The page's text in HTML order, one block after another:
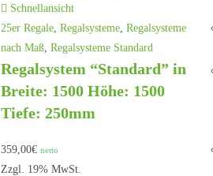
Schnellansicht
25er Regale, Regalsysteme, Regalsysteme
nach Maß, Regalsysteme Standard
Regalsystem “Standard” in
Breite: 1500 Höhe: 1500
Tiefe: 250mm
359,00€ netto
Zzgl. 19% MwSt.